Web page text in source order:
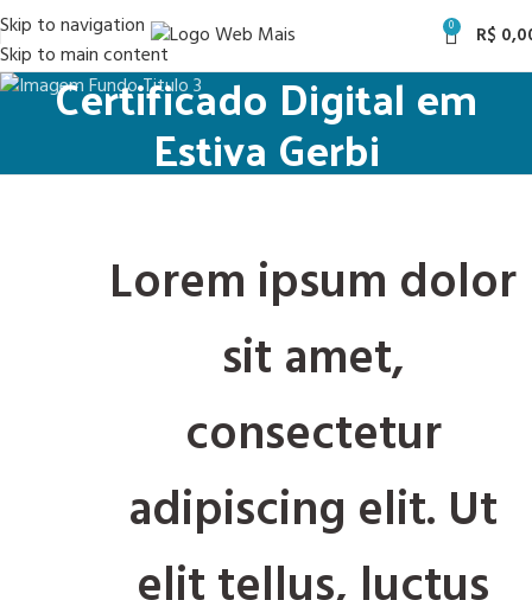
Skip to navigation
Skip to main content
0 R$
Certificado Digital em
Estiva Gerbi
Lorem ipsum dolor
sit amet,
consectetur
adipiscing elit. Ut